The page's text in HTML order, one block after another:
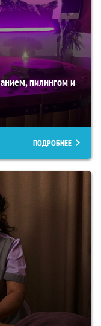
пилингом и
ПОДРОБНЕЕ